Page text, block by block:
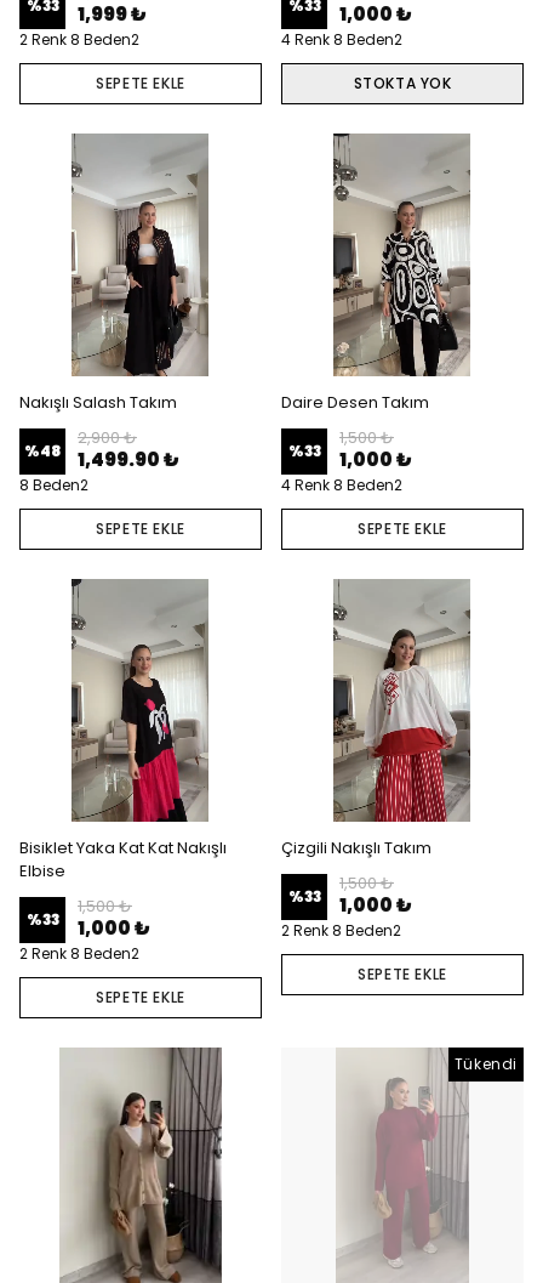
%33 1,999 ₺
2 Renk 8 Beden2
SEPETE EKLE
%33 1,000 ₺
4 Renk 8 Beden2
STOKTA YOK
Nakışlı Salash Takım
%48
2,900 ₺
1,499.90 ₺
8 Beden2
SEPETE EKLE
Daire Desen Takım
%33
1,500 ₺
1,000 ₺
4 Renk 8 Beden2
SEPETE EKLE
Bisiklet Yaka Kat Kat Nakışlı
Elbise
%33
1,500 ₺
1,000 ₺
2 Renk 8 Beden2
SEPETE EKLE
Çizgili Nakışlı Takım
%33
1,500 ₺
1,000 ₺
2 Renk 8 Beden2
SEPETE EKLE
Tükendi